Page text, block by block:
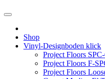
Shop
Vinyl-Designboden klick
Project Floors
Project Floors F-
Project Floors